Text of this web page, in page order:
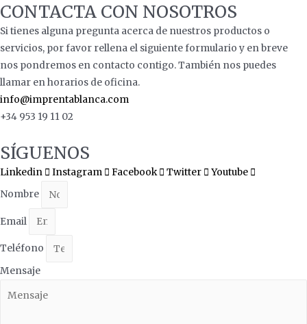
CONTACTA CON NOSOTROS
Si tienes alguna pregunta acerca de nuestros productos o
servicios, por favor rellena el siguiente formulario y en breve
nos pondremos en contacto contigo. También nos puedes
llamar en horarios de oficina.
info@imprentablanca.com
+34 953 19 11 02
SÍGUENOS
Linkedin Instagram Facebook Twitter
Youtube
Nombre
Email
Teléfono
Mensaje